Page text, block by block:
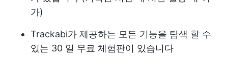
가)
Trackabi가 제공하는 모든 기능을 탐색 할 수
있는 30 일 무료 체험판이 있습니다